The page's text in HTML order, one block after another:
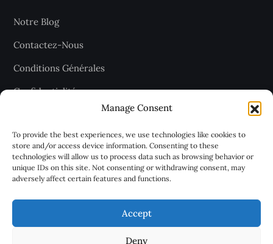
Manage Consent
To provide the best experiences, we use technologies like cookies to
store and/or access device information. Consenting to these
technologies will allow us to process data such as browsing behavior or
unique IDs on this site. Not consenting or withdrawing consent, may
adversely affect certain features and functions.
Accept
Deny
Notre Blog
Contactez-Nous
Conditions Générales
Confidentialité
Recevez les dernières articles
chaque jour